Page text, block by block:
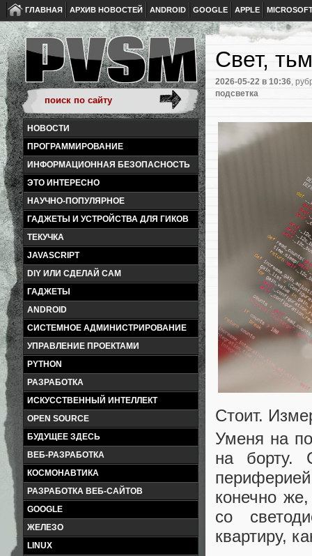
ГЛАВНАЯ АРХИВ НОВОСТЕЙ ANDROID GOOGLE APPLE
НОВОСТИ
ПРОГРАММИРОВАНИЕ
ИНФОРМАЦИОННАЯ БЕЗОПАСНОСТЬ
ЭТО ИНТЕРЕСНО
НАУЧНО-ПОПУЛЯРНОЕ
ГАДЖЕТЫ И УСТРОЙСТВА ДЛЯ ГИКОВ
ТЕКУЧКА
JAVASCRIPT
DIY ИЛИ СДЕЛАЙ САМ
ГАДЖЕТЫ
ANDROID
СИСТЕМНОЕ АДМИНИСТРИРОВАНИЕ
УПРАВЛЕНИЕ ПРОЕКТАМИ
PYTHON
РАЗРАБОТКА
ИСКУССТВЕННЫЙ ИНТЕЛЛЕКТ
OPEN SOURCE
БУДУЩЕЕ ЗДЕСЬ
ВЕБ-РАЗРАБОТКА
КОСМОНАВТИКА
РАЗРАБОТКА ВЕБ-САЙТОВ
GOOGLE
ЖЕЛЕЗО
LINUX
Свет,
2026-05-22 в 10:36,
подсветка
Стоит.
Уменя на
на борту.
конечно
со
квартиру,